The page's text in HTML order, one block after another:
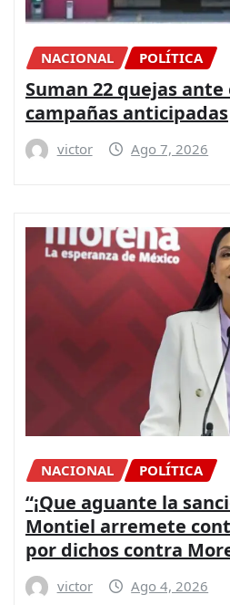
NACIONAL POLÍTICA
Suman 22 quejas ante
campañas anticipadas
victor Ago 7, 2026
NACIONAL POLÍTICA
“¡Que aguante la
Montiel arremete
por dichos contra
victor Ago 4, 2026